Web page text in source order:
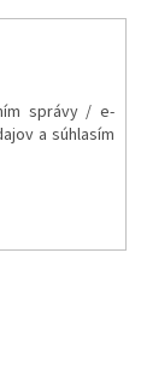
správy / e-
a súhlasím